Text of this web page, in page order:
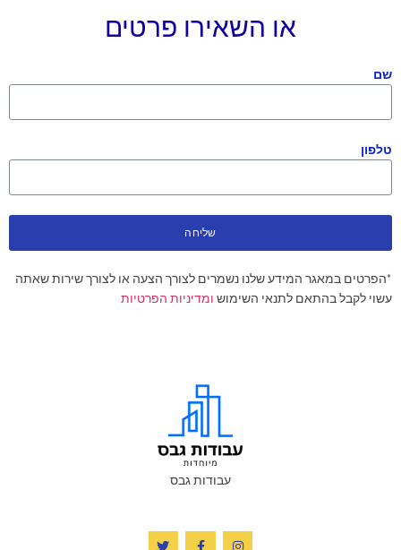
או השאירו פרטים
שם
טלפון
שליחה
*הפרטים במאגר המידע שלנו נשמרים לצורך הצעה או לצורך שירות שאתה
עשוי לקבל בהתאם לתנאי השימוש ומדיניות הפרטיות
עבודות גבס